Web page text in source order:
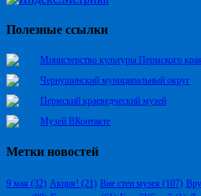
Полезные ссылки
Министерство культуры Пермского края
Чернушинский муниципальный округ
Пермский краеведческий музей
Музей ВКонтакте
Метки новостей
9 мая (32) Акция! (21) Вне стен музея (107)